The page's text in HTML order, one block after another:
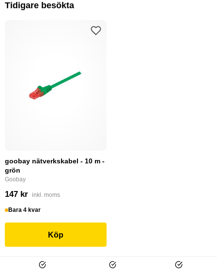
Tidigare besökta
goobay nätverkskabel - 10 m -
grön
Goobay
147 kr inkl. moms
Bara 4 kvar
Köp